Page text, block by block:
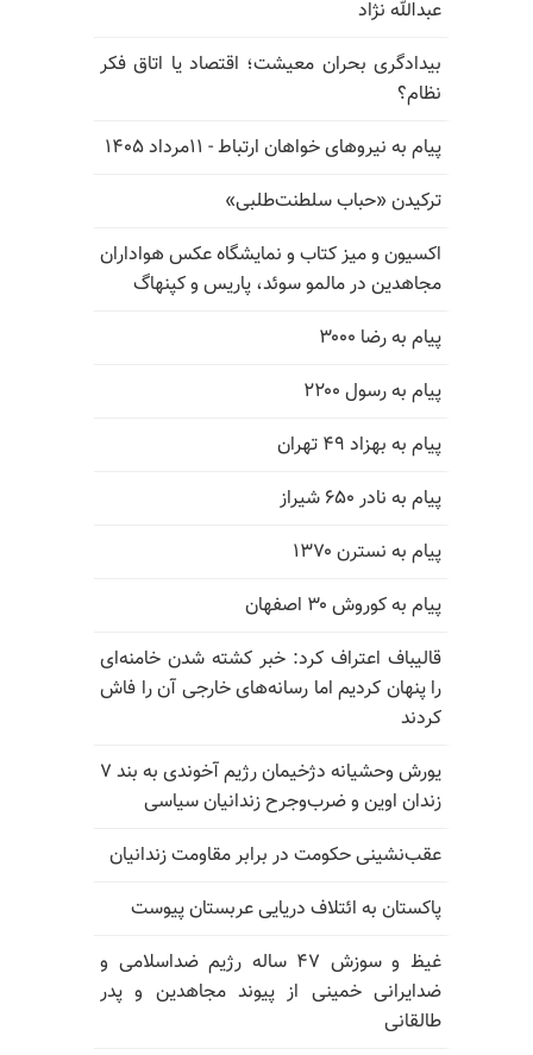
عبدالله نژاد
بیدادگری بحران معیشت؛ اقتصاد یا اتاق فکر
نظام؟
پیام به نیروهای خواهان ارتباط - ۱۱مرداد ۱۴۰۵
ترکیدن «حباب سلطنت‌طلبی»
اکسیون و میز کتاب و نمایشگاه عکس هواداران
مجاهدین در مالمو سوئد، پاریس و کپنهاگ
پیام به رضا ۳۰۰۰
پیام به رسول ۲۲۰۰
پیام به بهزاد ۴۹ تهران
پیام به نادر ۶۵۰ شیراز
پیام به نسترن ۱۳۷۰
پیام به کوروش ۳۰ اصفهان
قالیباف اعتراف کرد: خبر کشته شدن خامنه‌ای
را پنهان کردیم اما رسانه‌های خارجی آن را فاش
کردند
یورش وحشیانه دژخیمان رژیم آخوندی به بند ۷
زندان اوین و ضرب‌وجرح زندانیان سیاسی
عقب‌نشینی حکومت در برابر مقاومت زندانیان
پاکستان به ائتلاف دریایی عربستان پیوست
غیظ و سوزش ۴۷ ساله رژیم ضداسلامی و
ضدایرانی خمینی از پیوند مجاهدین و پدر
طالقانی